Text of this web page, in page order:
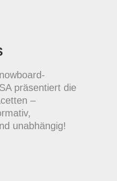
präsentiert die
–
unabhängig!